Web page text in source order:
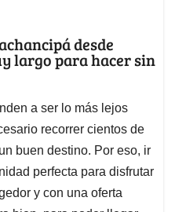
desde
largo para hacer sin
a ser lo más lejos
recorrer cientos de
buen destino. Por eso, ir
perfecta para disfrutar
y con una oferta